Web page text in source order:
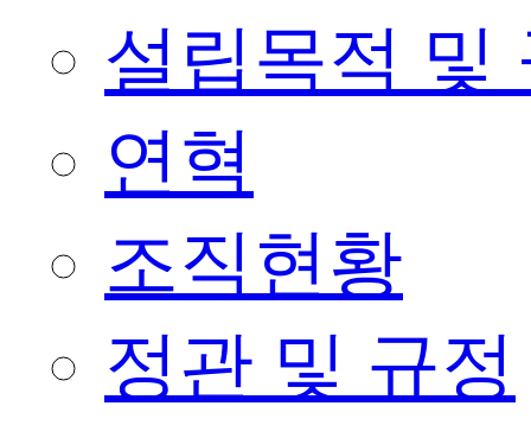
설립목적 및
연혁
조직현황
정관 및 규정